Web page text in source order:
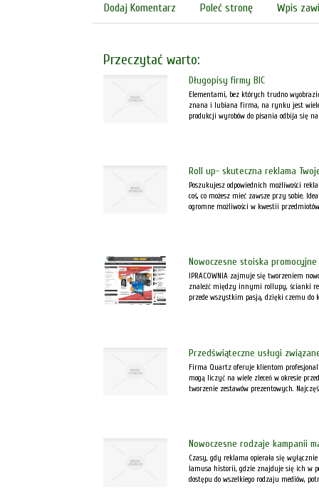
Dodaj Komentarz Poleć stronę Wpis
Przeczytać warto:
Długopisy firmy BIC
Elementami, bez których trudno
znana i lubiana firma, na rynku jest wiele
produkcji wyrobów do pisania odbija się
Roll up- skuteczna reklama
Poszukujesz odpowiednich możliwości
coś, co możesz mieć zawsze przy sobie.
ogromne możliwości w kwestii
Nowoczesne stoiska promocyjne
IPRACOWNIA zajmuje się tworzeniem
znaleźć między innymi rollupy, ścianki
przede wszystkim pasją, dzięki czemu do
Przedświąteczne usługi
Firma Quartz oferuje klientom
mogą liczyć na wiele zleceń w okresie
tworzenie zestawów prezentowych.
Nowoczesne rodzaje kampanii
Czasy, gdy reklama opierała się
lamusa historii, gdzie znajduje się ich w
dostępu do wszelkiego rodzaju mediów,